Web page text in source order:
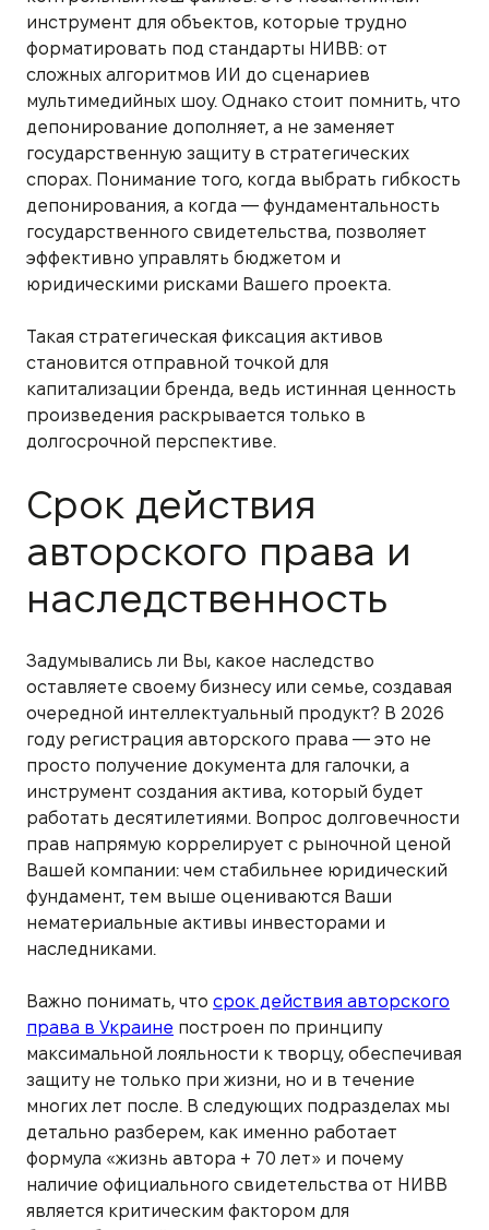
инструмент для объектов, которые трудно
форматировать под стандарты НИВВ: от
сложных алгоритмов ИИ до сценариев
мультимедийных шоу. Однако стоит помнить, что
депонирование дополняет, а не заменяет
государственную защиту в стратегических
спорах. Понимание того, когда выбрать гибкость
депонирования, а когда — фундаментальность
государственного свидетельства, позволяет
эффективно управлять бюджетом и
юридическими рисками Вашего проекта.
Такая стратегическая фиксация активов
становится отправной точкой для
капитализации бренда, ведь истинная ценность
произведения раскрывается только в
долгосрочной перспективе.
Срок действия
авторского права и
наследственность
Задумывались ли Вы, какое наследство
оставляете своему бизнесу или семье, создавая
очередной интеллектуальный продукт? В 2026
году регистрация авторского права — это не
просто получение документа для галочки, а
инструмент создания актива, который будет
работать десятилетиями. Вопрос долговечности
прав напрямую коррелирует с рыночной ценой
Вашей компании: чем стабильнее юридический
фундамент, тем выше оцениваются Ваши
нематериальные активы инвесторами и
наследниками.
Важно понимать, что срок действия авторского
права в Украине построен по принципу
максимальной лояльности к творцу, обеспечивая
защиту не только при жизни, но и в течение
многих лет после. В следующих подразделах мы
детально разберем, как именно работает
формула «жизнь автора + 70 лет» и почему
наличие официального свидетельства от НИВВ
является критическим фактором для